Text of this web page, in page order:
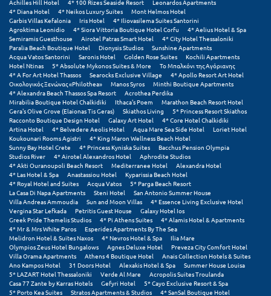
Πήλιο
Πιερία
Πλαταμώνας
Πλύτρα Λακωνίας
Πόρος
Πόρτο Χέλι
Πρέβεζα
Πύλος
Πύργος
Ρ
Ρέθυμνο
Ρίο
Achilles Hill Hotel
4* 100 Rizes Seaside Resort
Leonardos Apartments
4* Diana Hotel
4* Neikos Luxury Suites
Mont Helmos Hotel
Garbis Villas Kefalonia
Iris Hotel
4* Iliovasilema Suites Santorini
Agroktima Leonidio
4* Siora Vittoria Boutique Hotel Corfu
4* Aelius Hotel & Spa
Semiramis Guesthouse
Airotel Patras Smart Hotel
4* City Hotel Thessaloniki
Paralia Beach Boutique Hotel
Dionysis Studios
Sunshine Apartments
Acqua Vatos Santorini
Saronis Hotel Golden Rose Suites
Kochili Apartments
Hotel Ntinas
5* Absolute Mykonos Suites & More
Το Μπαλκόνι της Αγόριανης
4* A For Art Hotel Thassos
Searocks Exclusive Village
4* Apollo Resort Art Hotel
Οικολογικός Ξενώνας «Philothea»
Manos Syros
Minthi Boutique Apartments
4* Alexandra Beach Thassos Spa Resort
Acrothea Perdika
Mirabilia Boutique Hotel Chalkidiki
Ithaca's Poem
Marathon Beach Resort Hotel
Gera's Olive Grove (Elaionas Tis Geras)
Skiathos Living
5* Princess Resort Skiathos
Racconto Boutique Design Hotel
Galaxy Art Hotel
4* Core Hotel Chalkidiki
Artina Hotel
4* Belvedere Aeolis Hotel Aqua Mare Sea Side Hotel
Loriet Hotel
Koukounari Rooms Agistri
4* King Maron Wellness Beach Hotel
Sunny Bay Hotel Crete
4* Princess Kyniska Suites
Bacchus Pension Olympia
Studios River
4* Airotel Alexandros Hotel
Aphrodite Studios
4* Akti Ouranoupoli Beach Resort
Mediterranee Hotel
Alexandra Hotel
4* Las Hotel & Spa
Anastassiou Hotel
Kyparissia Beach Hotel
4* Royal Hotel and Suites
Acqua Vatos
5* Parga Beach Resort
La Casa Di Napa Apartments
Steni Hotel
San Antonio Summer House
Villa Andreas Ammoudia
Sun and Moon Villas
4* Essence Living Exclusive Hotel
Vergina Star Lefkada
Petritis Guest House
Galaxy Hotel Ios
Greek Pride Themelis Studios
4* Pi Athens Suites
4* Alamis Hotel & Apartments
4* Mr & Mrs White Paros
Esperides Apartments By The Sea
Melidron Hotel & Suites Naxos
4* Nevros Hotel & Spa
Ilia Mare
Olympios Zeus Hotel Bungalows
Agnes Deluxe Hotel
Preveza City Comfort Hotel
Villa Orama Apartments
Athens 4 Boutique Hotel
Anais Collection Hotels & Suites
Ano Kampos Hotel
31 Doors Hotel Alexakis Hotel & Spa
Summer House Louisa
5* LAZART Hotel Thessaloniki
Verde Al Mare
Acropolis Suites Troulanda
Casa 77 Zante by Karras Hotels
Gefyri Hotel
5* Cayo Exclusive Resort & Spa
5* Porto Kea Suites
Stratos Apartments & Studios
4* SanSal Boutique Hotel